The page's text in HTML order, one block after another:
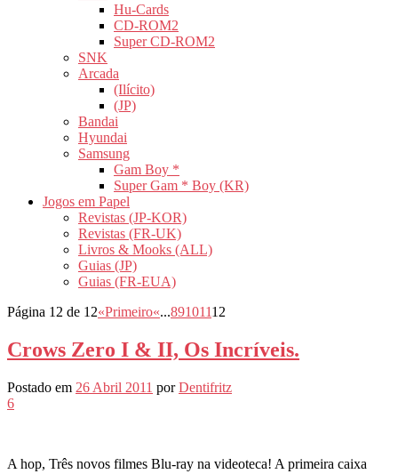
Hu-Cards
CD-ROM2
Super CD-ROM2
SNK
Arcada
(Ilícito)
(JP)
Bandai
Hyundai
Samsung
Gam Boy *
Super Gam * Boy (KR)
Jogos em Papel
Revistas (JP-KOR)
Revistas (FR-UK)
Livros & Mooks (ALL)
Guias (JP)
Guias (FR-EUA)
Página 12 de 12«Primeiro«...89101112
Crows Zero I & II, Os Incríveis.
Postado em 26 Abril 2011 porDentifritz
6
A hop, Três novos filmes Blu-ray na videoteca! A primeira caixa